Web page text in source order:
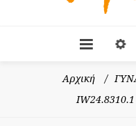
Αρχική /